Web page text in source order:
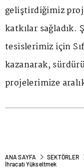
geliştirdiğimiz
katkılar sağladık.
tesislerimiz için
kazanarak,
projelerimize
ANA SAYFA SEKTÖRLER
İhracatı Yükseltmek